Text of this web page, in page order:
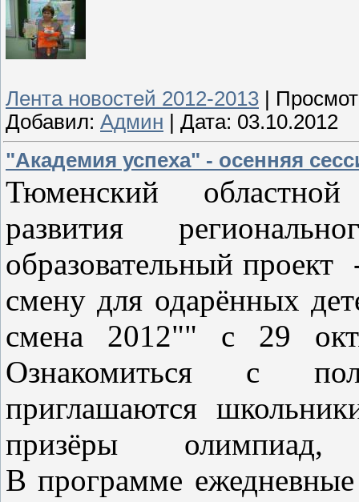
Лента новостей 2012-2013
Добавил: Админ Дата: 03.10.2012
"Академия успеха" - осенняя
Тюменский
развития
образовательный
смену для одарённых
смена 2012"" с 29
Ознакомиться с
приглашаются
призёры олимпиад,
Впрограмме